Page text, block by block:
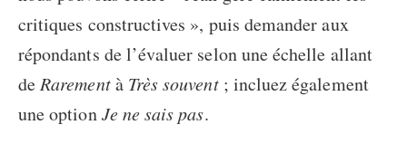
critiques constructives », puis demander aux
répondants de l’évaluer selon une échelle allant
deRarementà Très souvent; incluez également
une optionJe ne sais pas.